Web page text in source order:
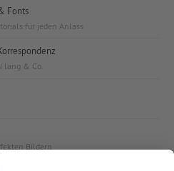
Fonts
für jeden Anlass
lang & Co.
Bildern